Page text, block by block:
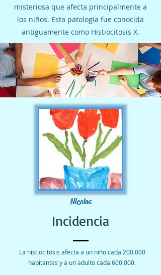
misteriosa que afecta principalmente a
los niños. Esta patología fue conocida
antiguamente como Histiocitosis X.
Nicolas
Incidencia
La histiocitosis afecta a un niño cada 200.000
habitantes y a un adulto cada 600.000.